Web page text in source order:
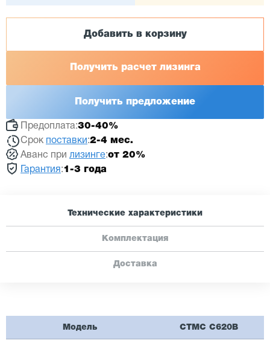
Добавить в корзину
Получить расчет лизинга
Получить предложение
Предоплата:30-40%
Срок поставки :2-4 мес.
Аванс при лизинге:от 20%
Гарантия :1-3 года
Технические характеристики
Комплектация
Доставка
Модель CTMC C620B